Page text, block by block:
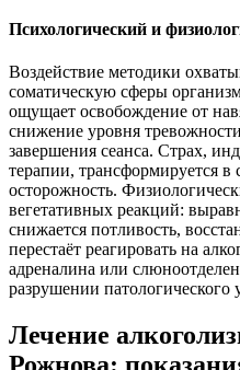
Психологический и
Воздействие методики
соматическую сферы
ощущает освобождение от
снижение уровня
завершения сеанса. Страх,
терапии, трансформируется в
осторожность.
вегетативных реакций:
снижается потливость,
перестаёт реагировать на
адреналина или
разрушении патологического
Лечение
Рожнова: